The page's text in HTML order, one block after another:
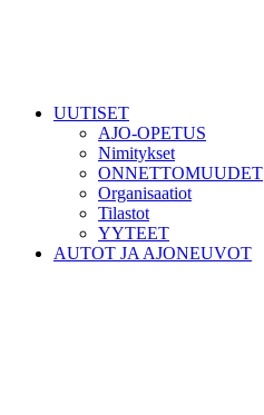
UUTISET
AJO-OPETUS
Nimitykset
ONNETTOMUUDET
Organisaatiot
Tilastot
YYTEET
AUTOT JA AJONEUVOT